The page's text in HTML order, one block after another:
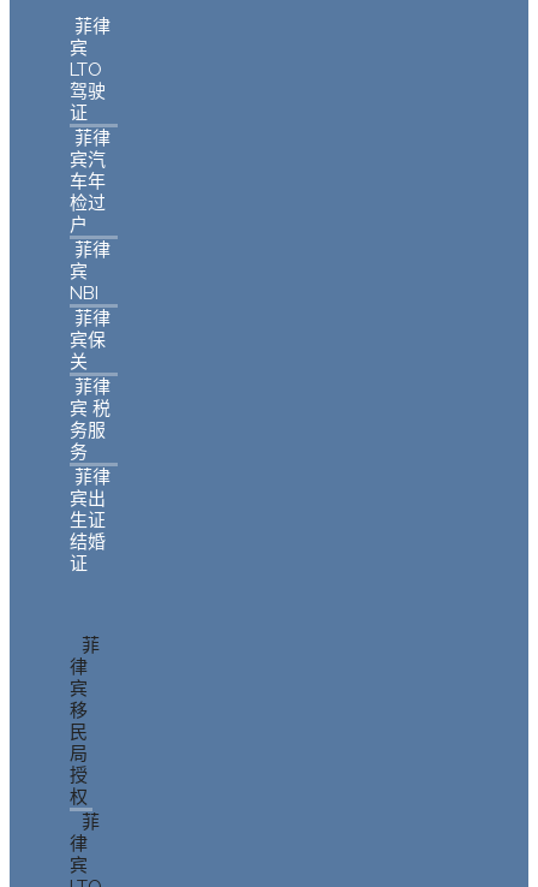
菲律
宾
LTO
驾驶
证
菲律
宾汽
车年
检过
户
菲律
宾
NBI
菲律
宾保
关
菲律
宾 税
务服
务
菲律
宾出
生证
结婚
证
菲
律
宾
移
民
局
授
权
菲
律
宾